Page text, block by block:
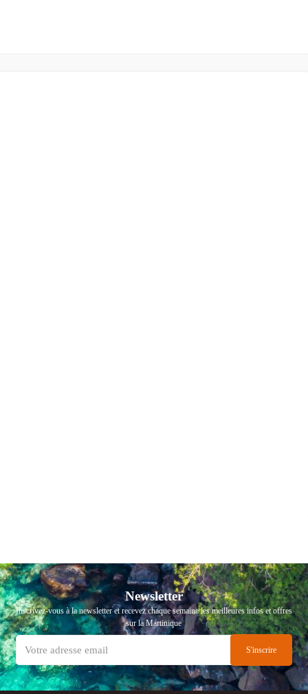
Newsletter
Inscrivez-vous à la newsletter et recevez chaque semaine les meilleures infos et offres
sur la Martinique